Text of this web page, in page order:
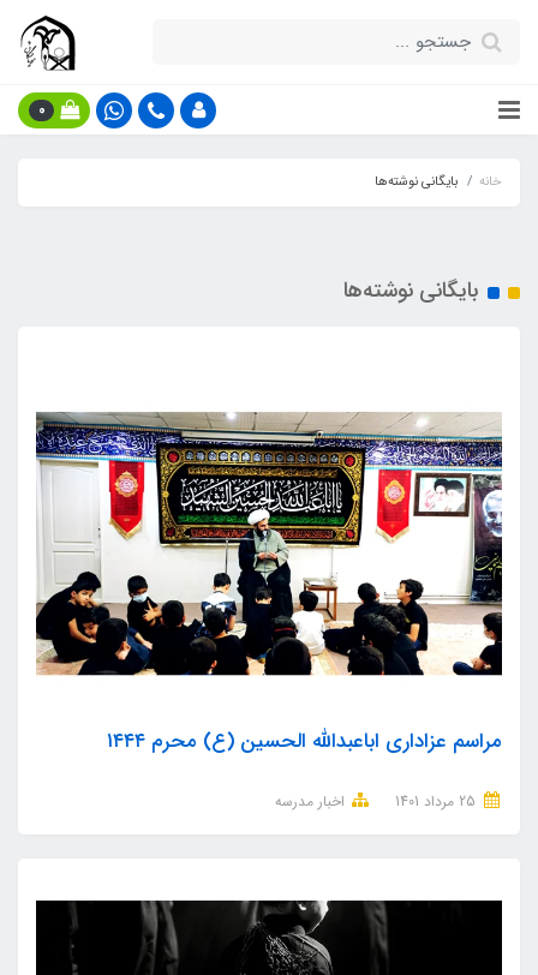
0
خانه بایگانی نوشته‌ها
بایگانی نوشته‌ها
مراسم عزاداری اباعبدالله الحسین (ع) محرم ۱۴۴۴
اخبار مدرسه